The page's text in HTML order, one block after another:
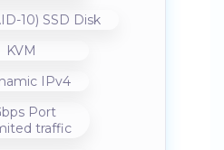
10) SSD Disk
KVM
IPv4
Port
traffic